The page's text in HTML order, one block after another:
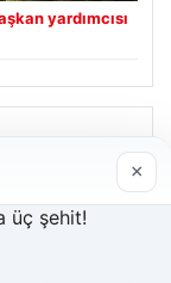
yardımcısı
×